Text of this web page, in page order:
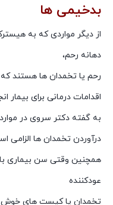
بدخیمی ها
از دیگر مواردی که به
دهانه رحم،
رحم یا تخمدان ها هستند
اقدامات درمانی برای بیمار
به گفته دکتر سروی در
درآوردن تخمدان ها الزامی
عودکننده
تخمدان یا کیست های خوش